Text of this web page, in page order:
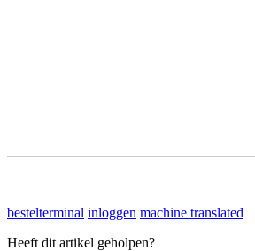
bestelterminal inloggen machine translated
Heeft dit artikel geholpen?